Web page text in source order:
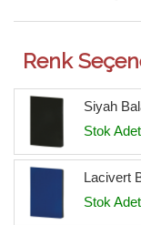
Renk
Siyah
Stok
Lacivert
Stok